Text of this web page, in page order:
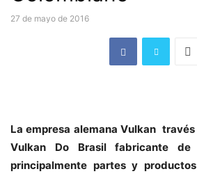
27 de mayo de 2016
La empresa alemana Vulkan
Vulkan Do Brasil fabricante de
principalmente partes y